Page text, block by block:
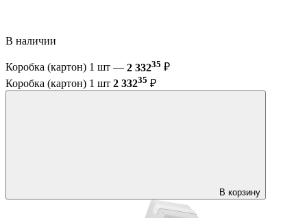
В наличии
Коробка (картон) 1 шт — 2 33235 ₽
Коробка (картон) 1 шт 2 33235 ₽
В корзину